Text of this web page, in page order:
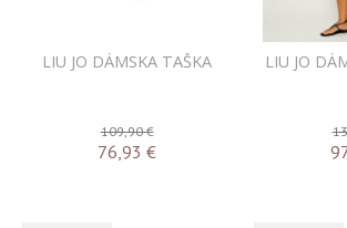
LIU JO DÁMSKA TAŠKA
109,90 €
76,93 €
LIU JO